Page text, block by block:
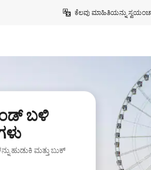
ಕೆಲವು ಮಾಹಿತಿಯನ್ನು
ಬಳಿ
ಹುಡುಕಿ ಮತ್ತು ಬುಕ್